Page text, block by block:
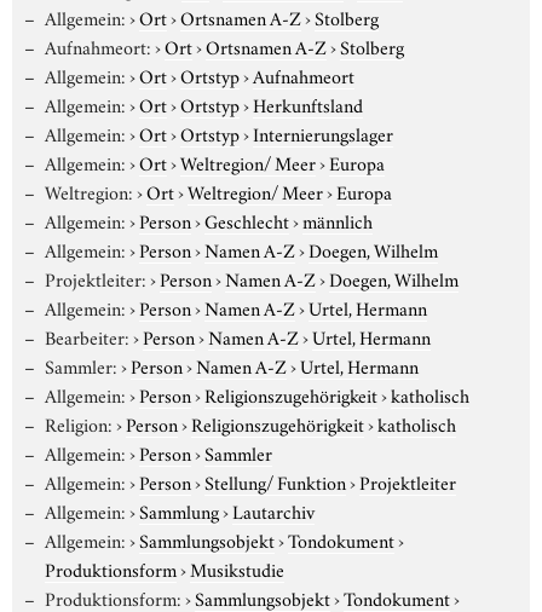
Allgemein:›Ort›Ortsnamen A-Z›Stolberg
Aufnahmeort:›Ort›Ortsnamen A-Z›Stolberg
Allgemein:›Ort›Ortstyp›Aufnahmeort
Allgemein:›Ort›Ortstyp›Herkunftsland
Allgemein:›Ort›Ortstyp›Internierungslager
Allgemein:›Ort›Weltregion/ Meer›Europa
Weltregion:›Ort›Weltregion/ Meer›Europa
Allgemein:›Person›Geschlecht›männlich
Allgemein:›Person›Namen A-Z›Doegen, Wilhelm
Projektleiter:›Person›Namen A-Z›Doegen, Wilhelm
Allgemein:›Person›Namen A-Z›Urtel, Hermann
Bearbeiter:›Person›Namen A-Z›Urtel, Hermann
Sammler:›Person›Namen A-Z›Urtel, Hermann
Allgemein:›Person›Religionszugehörigkeit›katholisch
Religion:›Person›Religionszugehörigkeit›katholisch
Allgemein:›Person›Sammler
Allgemein:›Person›Stellung/ Funktion›Projektleiter
Allgemein:›Sammlung›Lautarchiv
Allgemein:›Sammlungsobjekt›Tondokument›
Produktionsform›Musikstudie
Produktionsform:›Sammlungsobjekt›Tondokument›